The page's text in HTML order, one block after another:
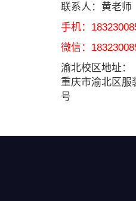
联系人：黄老师
手机：
微信：
渝北校区地址：
重庆市渝北区服
号